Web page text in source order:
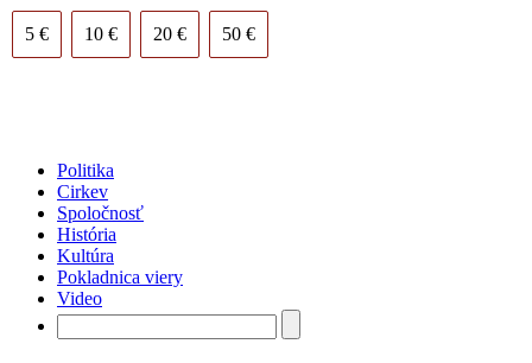
5 € 10 € 20 € 50 €
Politika
Cirkev
Spoločnosť
História
Kultúra
Pokladnica viery
Video